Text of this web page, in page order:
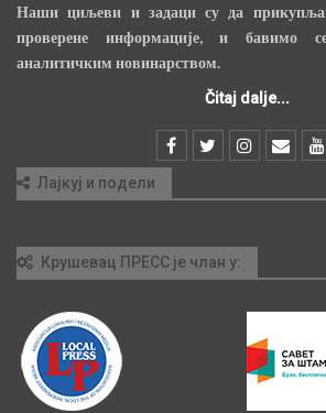
Наши циљеви и задаци су да
проверене информације, и бавимо
аналитичким новинарством.
Čitaj dalje...
Лајкуј и подели
Крушевац ПРЕСС је члан у: